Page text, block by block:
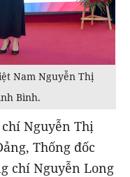
Nam Nguyễn Thị
Bình.
Nguyễn Thị
Thống đốc
chí Nguyễn Long